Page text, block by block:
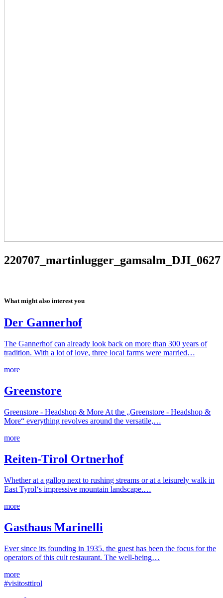
220707_martinlugger_gamsalm_DJI_0627
What might also interest you
Der Gannerhof
The Gannerhof can already look back on more than 300 years of
tradition. With a lot of love, three local farms were married…
more
Greenstore
Greenstore - Headshop & More At the „Greenstore - Headshop &
More“ everything revolves around the versatile,…
more
Reiten-Tirol Ortnerhof
Whether at a gallop next to rushing streams or at a leisurely walk in
East Tyrol‘s impressive mountain landscape.…
more
Gasthaus Marinelli
Ever since its founding in 1935, the guest has been the focus for the
operators of this cult restaurant. The well-being…
more
#visitosttirol